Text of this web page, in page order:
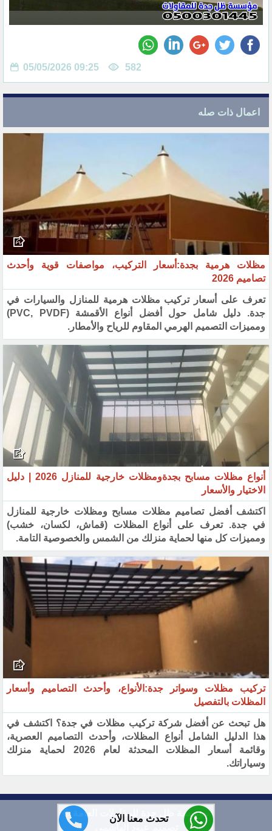
تحدث معنا الآن
05/05/2026 09:25 582
اعمال ذات صله
مظلات هرمية بجدة:أسعار التركيب، مواصفات قوية وأحدث
تصاميم 2026
تعرف على أسعار تركيب مظلات هرمية للمنازل والسيارات في
جدة. دليل شامل حول أفضل أنواع الأقمشة (PVC, PVDF)
ومميزات التصميم الهرمي المقاوم للرياح والأمطار.
أنواع مظلات مسابح بجدةومظلات خارجية للمنازل 2026 | دليل
الاختيار والأسعار
اكتشف أفضل تصاميم مظلات مسابح ومظلات خارجية للمنازل
في جدة. تعرف على أنواع المظلات (قماش، لكسان، خشب)
ومميزات كل منها لحماية منزلك من الشمس والخصوصية التامة.
تركيب مظلات وسواتر جدة:الأنواع، وأحدث التصاميم وأسعار
المظلات بالتفصيل
هل تبحث عن أفضل شركة تركيب مظلات في جدة؟ اكتشف في
هذا الدليل الشامل أنواع المظلات، وأحدث التصاميم العصرية،
وقائمة أسعار المظلات المحدثة لعام 2026 لحماية منزلك
وسياراتك.
مؤسسة ظل جدة للمقاولات العامة ©